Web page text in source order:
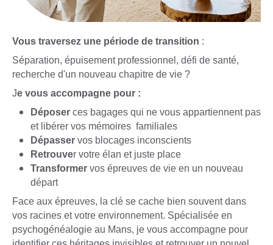
Vous traversez une période de transition :
Séparation, épuisement professionnel, défi de santé,
recherche d'un nouveau chapitre de vie ?
Je vous accompagne pour :
Déposer ces bagages qui ne vous appartiennent pas
et libérer vos mémoires familiales
Dépasser vos blocages inconscients
Retrouver votre élan et juste place
Transformer vos épreuves de vie en un nouveau
départ
Face aux épreuves, la clé se cache bien souvent dans
vos racines et votre environnement. Spécialisée en
psychogénéalogie au Mans, je vous accompagne pour